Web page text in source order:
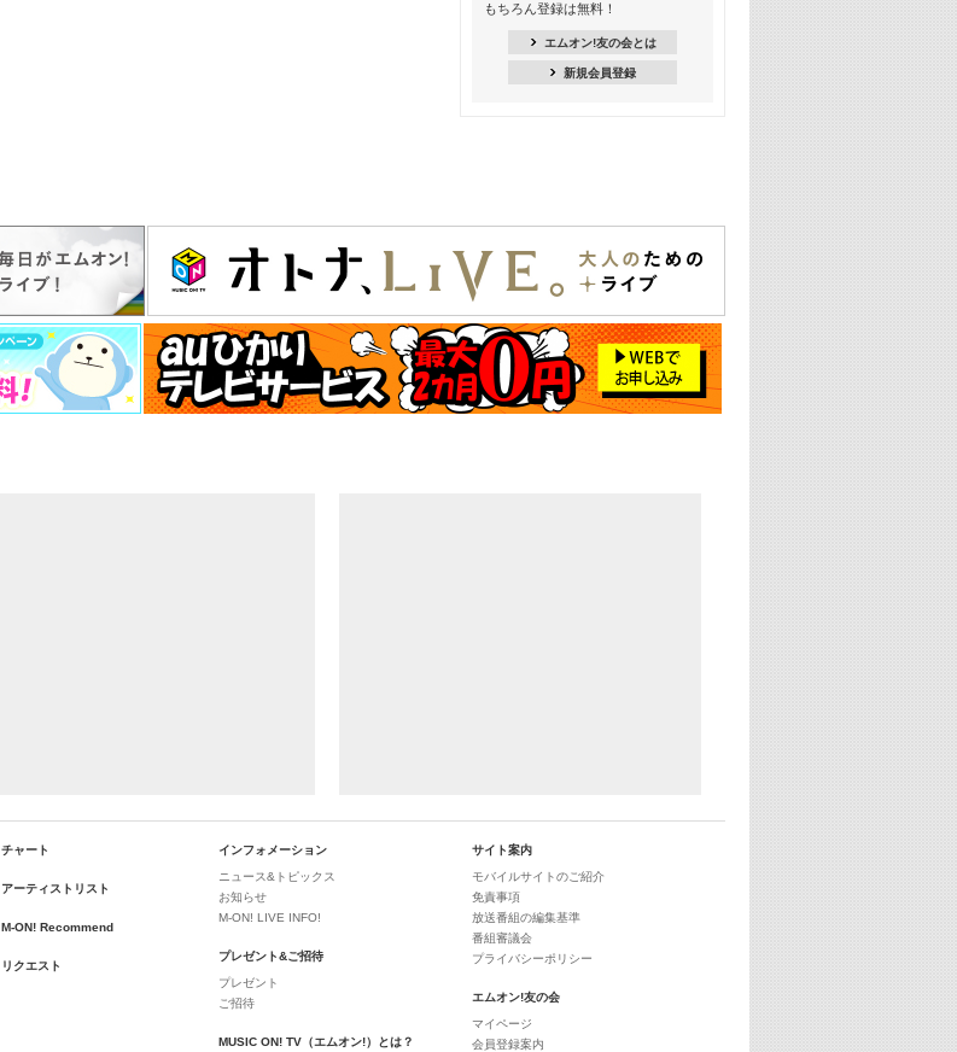
23:00
SUPER EIGHT特集
24:00
25:00
エムオン! ヒッツ
26:00
もちろん登録は無料！
エムオン!友の会とは
新規会員登録
チャート
アーティストリスト
M-ON! Recommend
リクエスト
インフォメーション
ニュース&トピックス
お知らせ
M-ON! LIVE INFO!
プレゼント&ご招待
プレゼント
ご招待
MUSIC ON! TV（エムオン!）とは？
サイト案内
モバイルサイトのご紹介
免責事項
放送番組の編集基準
番組審議会
プライバシーポリシー
エムオン!友の会
マイページ
会員登録案内